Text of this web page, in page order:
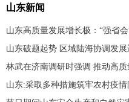
山东新闻
山东高质量发展增长极：“强省会
山东破题起势 区域陆海协调发
林武在济南调研时强调 推动高
山东:采取多种措施筑牢农村疫